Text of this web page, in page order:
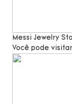
Messi Jewelry
Você pode